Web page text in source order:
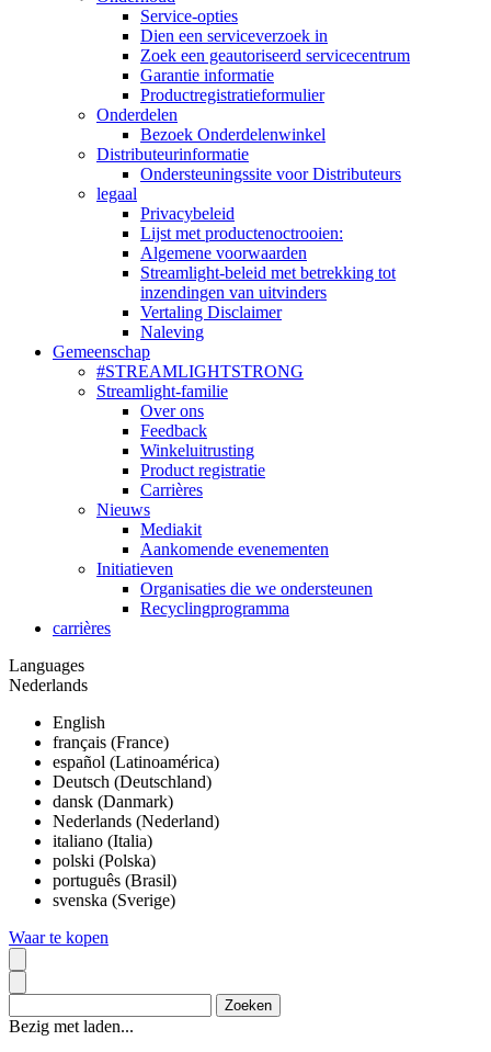
Service-opties
Dien een serviceverzoek in
Zoek een geautoriseerd servicecentrum
Garantie informatie
Productregistratieformulier
Onderdelen
Bezoek Onderdelenwinkel
Distributeurinformatie
Ondersteuningssite voor Distributeurs
legaal
Privacybeleid
Lijst met productenoctrooien:
Algemene voorwaarden
Streamlight-beleid met betrekking tot
inzendingen van uitvinders
Vertaling Disclaimer
Naleving
Gemeenschap
#STREAMLIGHTSTRONG
Streamlight-familie
Over ons
Feedback
Winkeluitrusting
Product registratie
Carrières
Nieuws
Mediakit
Aankomende evenementen
Initiatieven
Organisaties die we ondersteunen
Recyclingprogramma
carrières
Languages
Nederlands
English
français (France)
español (Latinoamérica)
Deutsch (Deutschland)
dansk (Danmark)
Nederlands (Nederland)
italiano (Italia)
polski (Polska)
português (Brasil)
svenska (Sverige)
Waar te kopen
Bezig met laden...